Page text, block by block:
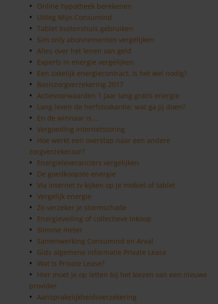
Online hypotheek berekenen
Uitleg Mijn.Consumind
Tablet buitenshuis gebruiken
Sim only abonnementen vergelijken
Alles over het lenen van geld
Experts in energie vergelijken
Een zakelijk energiecontract, is het wel nodig?
Basiszorgverzekering 2017
Actievoorwaarden 1 jaar lang gratis energie
Lang leven de herfstvakantie; wat ga jij doen?
En de winnaar is....
Vergoeding internetstoring
Hoe werkt een overstap naar een andere
zorgverzekeraar?
Energieleveranciers vergelijken
De goedkoopste energie
Via internet tv kijken op je mobiel of tablet
Vergelijk energie
Zo verzeker je stormschade
Energieveiling of collectieve inkoop
Slimme meter
Samenwerking Consumind en Arval
Gids algemene informatie Private Lease
Wat is Private Lease?
Hier moet je op letten bij het kiezen van een nieuwe
provider
Aansprakelijkheidsverzekering